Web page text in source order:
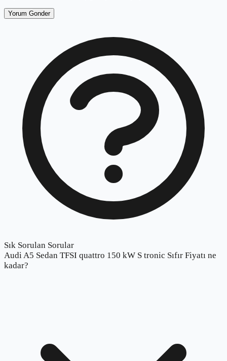
Yorum Gonder
Sık Sorulan Sorular
Audi A5 Sedan TFSI quattro 150 kW S tronic Sıfır Fiyatı ne
kadar?